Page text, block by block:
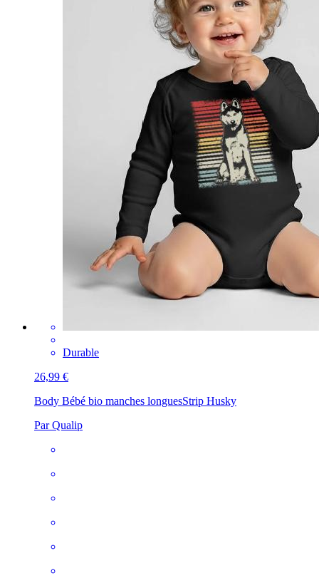
Durable
26,99 €
Body Bébé bio manches longuesStrip Husky
Par Qualip